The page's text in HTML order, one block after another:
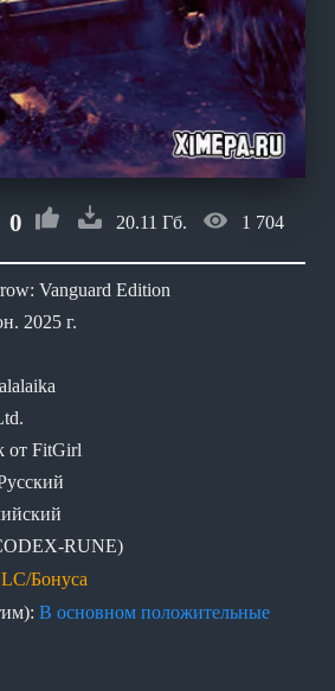
0 20.11 Гб. 1 704
Vanguard Edition
2025 г.
от FitGirl
RUNE)
Бонуса
В основном положительные